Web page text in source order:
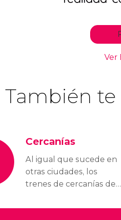
También
Cercanías
Al igual que sucede en
otras ciudades, los
trenes de cercanías de
interesantes para llegar